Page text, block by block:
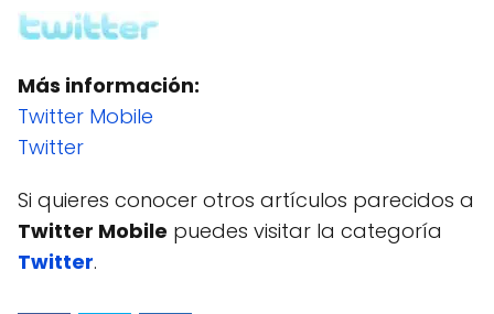
Más información:
Twitter Mobile
Twitter
Si quieres conocer otros artículos parecidos a
Twitter Mobile puedes visitar la categoría
Twitter.